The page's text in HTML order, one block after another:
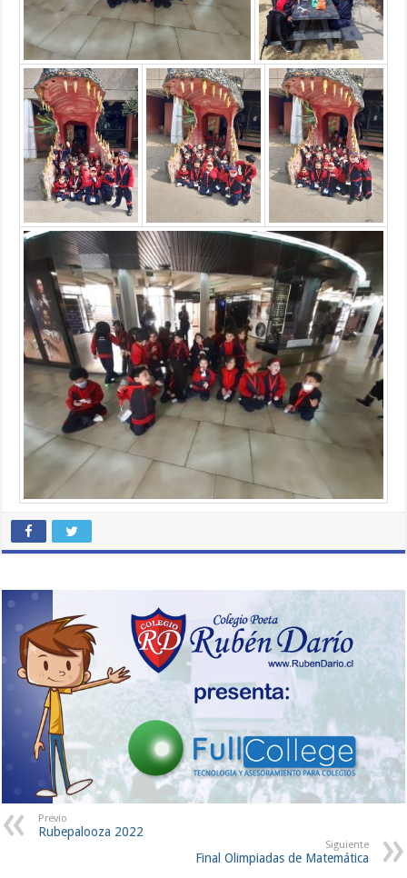
Previo
Rubepalooza 2022
Siguiente
Final Olimpiadas de Matemática